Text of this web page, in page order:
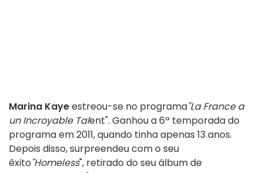
Marina Kayeestreou-se no programa"La France a
un Incroyable Talent". Ganhou a 6ª temporada do
programa em 2011, quando tinha apenas 13 anos.
Depois disso, surpreendeu com o seu
êxito"Homeless", retirado do seu álbum de